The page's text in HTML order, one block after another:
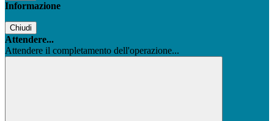
Informazione
Chiudi
Attendere...
Attendere il completamento dell'operazione...